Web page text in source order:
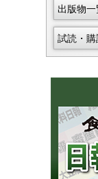
出版物
試読・